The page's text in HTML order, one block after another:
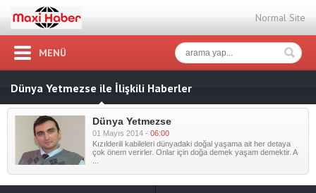
Normal Site
MENÜ
Dünya Yetmezse ile İlişkili Haberler
Dünya Yetmezse
01 Mayıs 2014 - 06:00
Kızılderili kabileleri dünyadaki doğal yaşama ait her detaya
çok önem verirler. Onlar için doğa demek yaşam demektir. A